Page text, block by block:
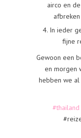
airco en
4. In ieder
fijne
Gewoon een
en morgen
hebben we
#thailand